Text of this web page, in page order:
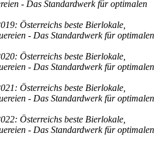
- Das Standardwerk für optimalen
Österreichs beste Bierlokale,
- Das Standardwerk für optimalen
Österreichs beste Bierlokale,
- Das Standardwerk für optimalen
Österreichs beste Bierlokale,
- Das Standardwerk für optimalen
Österreichs beste Bierlokale,
- Das Standardwerk für optimalen